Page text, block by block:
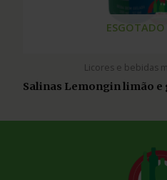
ESGOTADO
Licores e bebidas
Salinas Lemongin limão e